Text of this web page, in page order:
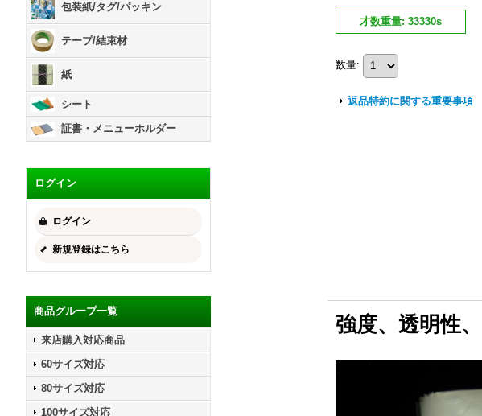
包装紙/タグ/パッキン
テープ/結束材
紙
シート
証書・メニューホルダー
ログイン
ログイン
新規登録はこちら
商品グループ一覧
来店購入対応商品
60サイズ対応
80サイズ対応
100サイズ対応
才数重量: 33330s
数量:
返品特約に関する重要事項
強度、透明性